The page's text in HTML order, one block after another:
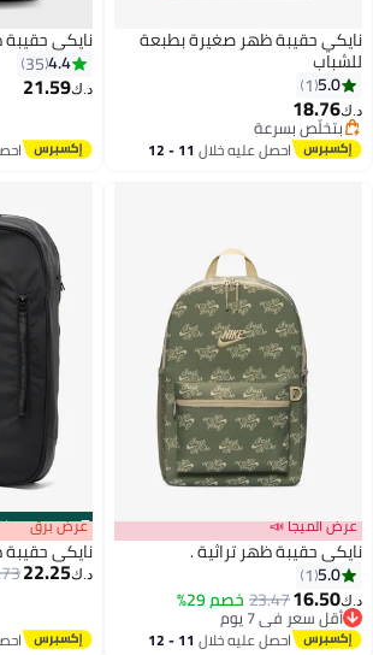
نايكي حقيبة ظهر صغيرة بطبعة
للشباب
5.0
1
د.ك‏18.76
بتخلّص بسرعة
بتخلّص بسرعةاحصل عليه خلال 11 - 12
نايكي
4.4
35
د.ك‏21.59
عرض الميجا 📣
نايكي حقيبة ظهر تراثية .
5.0
1
د.ك‏16.50
23.47خصم 29%
أقل سعر في 7 يوم
أقل سعر في 7 يوماحصل عليه خلال 11 - 12
00m:00s
· عرض برق
نايكي
د.ك‏22.25